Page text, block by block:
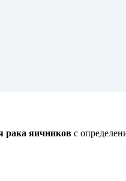
рака яичников с